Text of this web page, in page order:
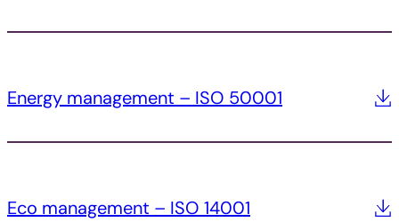
Energy management – ISO 50001
Eco management – ISO 14001